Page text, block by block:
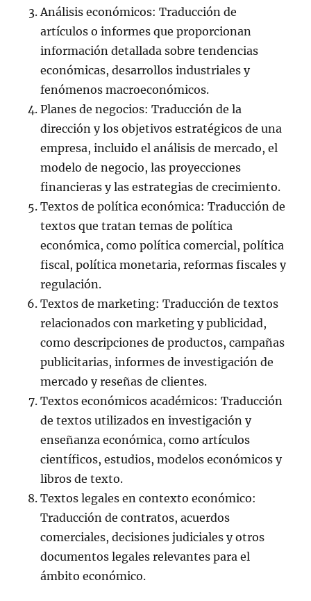
Análisis económicos: Traducción de
artículos o informes que proporcionan
información detallada sobre tendencias
económicas, desarrollos industriales y
fenómenos macroeconómicos.
Planes de negocios: Traducción de la
dirección y los objetivos estratégicos de una
empresa, incluido el análisis de mercado, el
modelo de negocio, las proyecciones
financieras y las estrategias de crecimiento.
Textos de política económica: Traducción de
textos que tratan temas de política
económica, como política comercial, política
fiscal, política monetaria, reformas fiscales y
regulación.
Textos de marketing: Traducción de textos
relacionados con marketing y publicidad,
como descripciones de productos, campañas
publicitarias, informes de investigación de
mercado y reseñas de clientes.
Textos económicos académicos: Traducción
de textos utilizados en investigación y
enseñanza económica, como artículos
científicos, estudios, modelos económicos y
libros de texto.
Textos legales en contexto económico:
Traducción de contratos, acuerdos
comerciales, decisiones judiciales y otros
documentos legales relevantes para el
ámbito económico.